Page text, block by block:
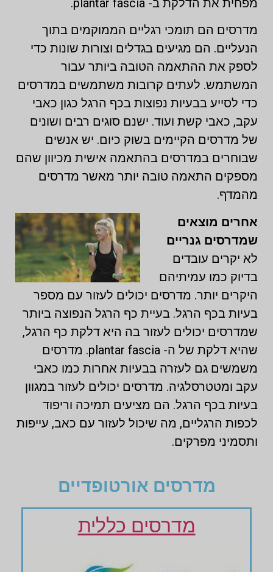
מפחית את הדלקת ב- plantar fascia.
מדרסים הם תומכי רגליים הממוקמים בתוך
הנעליים. הם מגיעים בגדלים וצורות שונות כדי
לספק את ההתאמה הטובה ביותר עבור
המשתמש. לעתים קרובות משתמשים במדרסים
כדי לסייע בבעיות נפוצות בכף הרגל כגון כאבי
עקב, כאבי קשת ועוד. ישנם סוגים רבים ושונים
של מדרסים הקיימים בשוק כיום. יש אנשים
שבוחרים במדרסים בהתאמה אישית מכיוון שהם
מספקים התאמה טובה יותר מאשר מדרסים
מהמדף.
אחרים מוצאים
שמדרסים גנריים
לא יקרים עובדים
בדיוק כמו עמיתיהם
היקרים יותר. מדרסים יכולים לעזור עם מספר
בעיות בכף הרגל. בעיית כף הרגל הנפוצה ביותר
שמדרסים יכולים לעזור בה היא דלקת כף הרגל,
שהיא דלקת של ה- plantar fascia. מדרסים
משמשים גם לעזרה בבעיות אחרות כמו כאבי
עקב ומטטרסלגיה. מדרסים יכולים לעזור במגוון
בעיות בכף הרגל. הם מציעים תמיכה וריפוד
לכפות הרגליים, מה שיכול לעזור עם כאב, עייפות
ותסמיני מפרקים.
מדרסים אורטופדיים
מדרסים כללית